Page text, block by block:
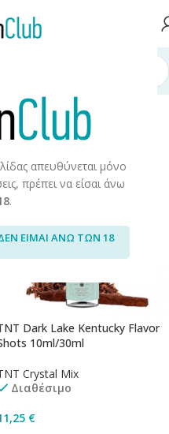
απευθύνεται μόνο
πρέπει να είσαι άνω
.
ΕΙΜΑΙ ΑΝΩ ΤΩΝ 18
TNT Crystal Mix
Dark Lake Kentucky Flavor
10ml/30ml
Crystal Mix
Διαθέσιμο
€